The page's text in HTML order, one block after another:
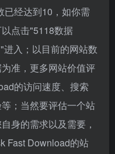
已经达到10，如你需
点击"5118数据
"进入；以目前的网站数
准，更多网站价值评
的访问速度、搜索
；当然要评估一个站
身的需求以及需要，
Fast Download的站